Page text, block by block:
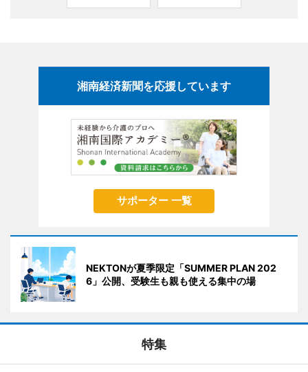
湘南経済新聞を応援しています
サポーター 一覧
NEKTONが夏季限定「SUMMER PLAN 202
6」公開、受験生も親も使える集中の場
特集